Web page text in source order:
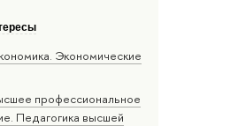
Экономические
профессиональное
Педагогика высшей